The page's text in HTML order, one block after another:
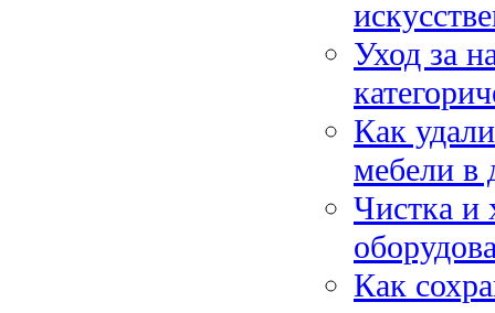
Уход за
Как
мебели в
Чистка и
Как